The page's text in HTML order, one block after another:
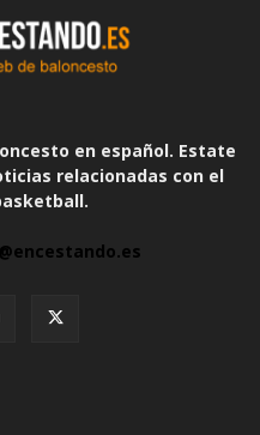
en español. Estate
relacionadas con el